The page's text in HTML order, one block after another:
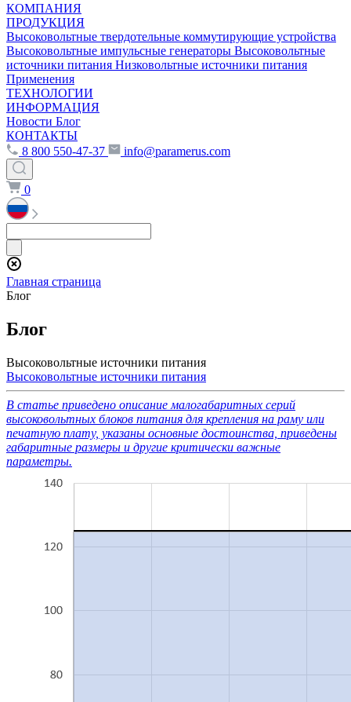
КОМПАНИЯ
ПРОДУКЦИЯ
Высоковольтные твердотельные коммутирующие устройства
Высоковольтные импульсные генераторы Высоковольтные
источники питания Низковольтные источники питания
Применения
ТЕХНОЛОГИИ
ИНФОРМАЦИЯ
Новости Блог
КОНТАКТЫ
8 800 550-47-37
info@paramerus.com
0
Главная страница
Блог
Блог
Высоковольтные источники питания
Высоковольтные источники питания
В статье приведено описание малогабаритных серий
высоковольтных блоков питания для крепления на раму или
печатную плату, указаны основные достоинства, приведены
габаритные размеры и другие критически важные
параметры.